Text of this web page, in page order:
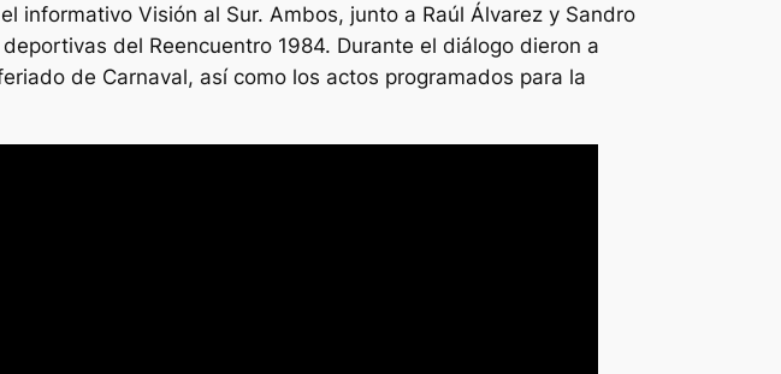
informativo Visión al Sur. Ambos, junto a Raúl Álvarez y Sandro
del Reencuentro 1984. Durante el diálogo dieron a
de Carnaval, así como los actos programados para la